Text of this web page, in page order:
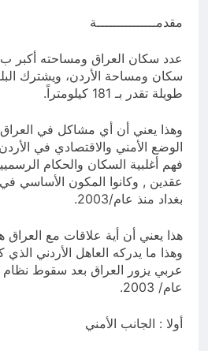
الجولاني) و(قصف
المشهد الأسلامي..!!
مقدمـــــــــــــــة
سكان ومساحة الأردن، ويشترك
طويلة تقدر بـ 181 كيلومتراً.
وهذا يعني أن أي مشاكل في
الوضع الأمني والاقتصادي في
فهم أغلبية السكان والحكام
عقدين , وكانوا المكون الأساسي
بغداد منذ عام/2003.
هذا يعني أن أية علاقات مع
وهذا ما يدركه العاهل الأردني
عربي يزور العراق بعد سقوط
عام/ 2003.
أولا : الجانب الأمني